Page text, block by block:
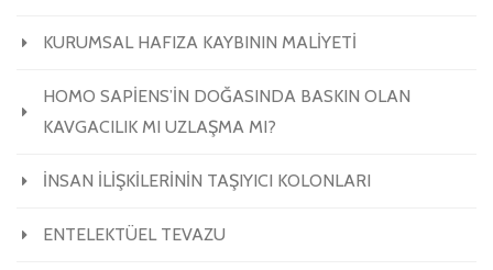
KURUMSAL HAFIZA KAYBININ MALİYETİ
HOMO SAPİENS’İN DOĞASINDA BASKIN OLAN
KAVGACILIK MI UZLAŞMA MI?
İNSAN İLİŞKİLERİNİN TAŞIYICI KOLONLARI
ENTELEKTÜEL TEVAZU